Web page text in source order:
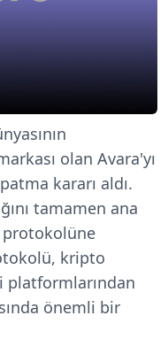
olan Avara'yı
kararı aldı.
tamamen ana
protokolüne
kripto
platformlarından
önemli bir